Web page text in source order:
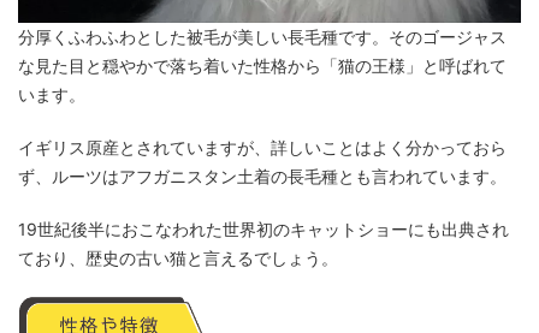
分厚くふわふわとした被毛が美しい長毛種です。そのゴージャス
な見た目と穏やかで落ち着いた性格から「猫の王様」と呼ばれて
います。
イギリス原産とされていますが、詳しいことはよく分かっておら
ず、ルーツはアフガニスタン土着の長毛種とも言われています。
19世紀後半におこなわれた世界初のキャットショーにも出典され
ており、歴史の古い猫と言えるでしょう。